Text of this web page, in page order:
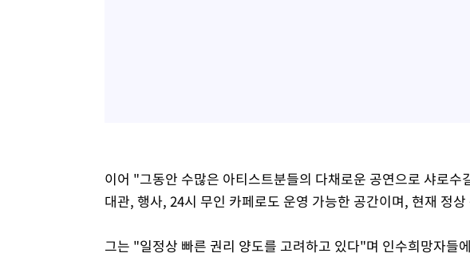
이어 "그동안 수많은 아티스트분들의 다채로운 공연으로 샤로
대관, 행사, 24시 무인 카페로도 운영 가능한 공간이며, 현재 정
그는 "일정상 빠른 권리 양도를 고려하고 있다"며 인수희망자들